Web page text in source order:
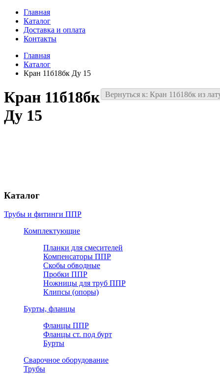
Главная
Каталог
Доставка и оплата
Контакты
Главная
Каталог
Кран 11б18бк Ду 15
Вернуться к: Кран 11б18бк из
Кран 11б18бк
Ду 15
Каталог
Трубы и фитинги ППР
Комплектующие
Планки для смесителей
Компенсаторы ППР
Скобы обводные
Пробки ППР
Ножницы для труб ППР
Клипсы (опоры)
Бурты, фланцы
Фланцы ППР
Фланцы ст. под бурт
Бурты
Сварочное оборудование
Трубы